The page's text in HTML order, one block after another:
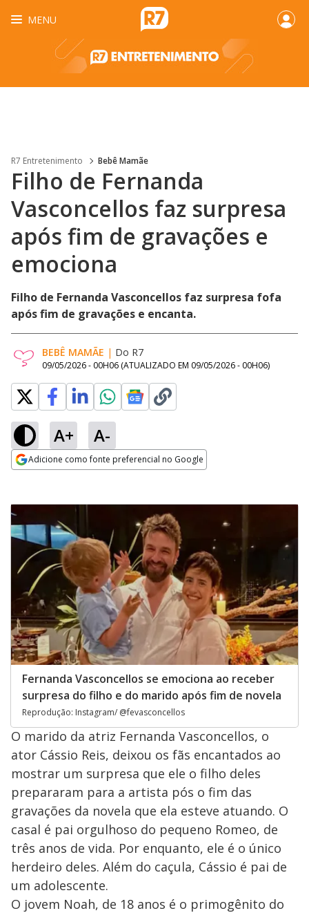
MENU
R7 Entretenimento Bebê Mamãe
Filho de Fernanda
Vasconcellos faz surpresa
após fim de gravações e
emociona
Filho de Fernanda Vasconcellos faz surpresa fofa
após fim de gravações e encanta.
BEBÊ MAMÃE | Do R7
09/05/2026 - 00H06 (ATUALIZADO EM 09/05/2026 - 00H06)
A+ A-
Adicione como fonte preferencial no Google
Fernanda Vasconcellos se emociona ao receber
surpresa do filho e do marido após fim de novela
Reprodução: Instagram/ @fevasconcellos
O marido da atriz Fernanda Vasconcellos, o
ator Cássio Reis, deixou os fãs encantados ao
mostrar um surpresa que ele o filho deles
prepararam para a artista pós o fim das
gravações da novela que ela esteve atuando. O
casal é pai orgulhoso do pequeno Romeo, de
três anos de vida. Por enquanto, ele é o único
herdeiro deles. Além do caçula, Cássio é pai de
um adolescente.
O jovem Noah, de 18 anos é o primogênito do